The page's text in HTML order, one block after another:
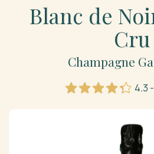
Blanc de
Cru
Champagne
4.3